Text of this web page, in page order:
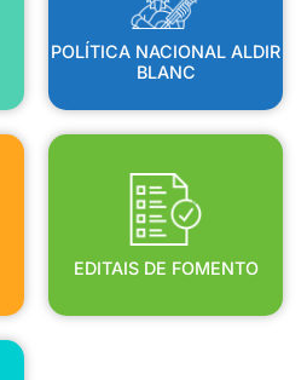
POLÍTICA NACIONAL ALDIR
BLANC
EDITAIS DE FOMENTO
EDITAIS DE FOMENTO